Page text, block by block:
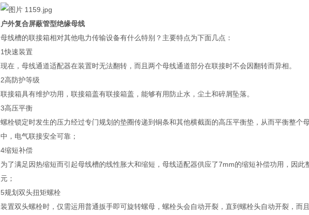
户外复合屏蔽管型绝缘母线
母线槽的联接箱相对其他电力传输设备有什么特别？主要特点为下面几点：
1快速装置
现在，母线通道适配器在装置时无法翻转，而且两个母线通道部分在联接时不会因翻转而异相。
2高防护等级
联接箱具有维护功用，联接箱盖有联接箱盖，能够有用防止水，尘土和碎屑坠落。
3高压平衡
螺栓锁定时发生的压力经过专门规划的垫圈传递到铜条和其他横截面的高压平衡垫，从而平衡整个
中，电气联接安全可靠；
4缩短补偿
为了满足因热缩短而引起母线槽的线性胀大和缩短，母线适配器供应了7mm的缩短补偿功用，因
元；
5规划双头扭矩螺栓
装置双头螺栓时，仅需运用普通扳手即可旋转螺母，螺栓头会自动开裂，直到螺栓头自动开裂，而